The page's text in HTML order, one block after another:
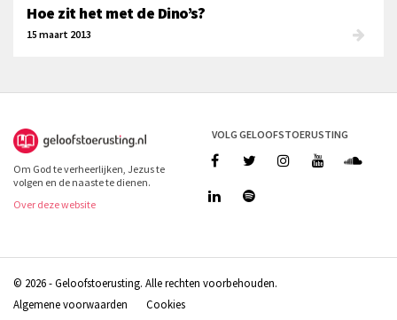
Hoe zit het met de Dino’s?
15 maart 2013
Om God te verheerlijken, Jezus te
volgen en de naaste te dienen.
Over deze website
VOLG GELOOFSTOERUSTING
© 2026 - Geloofstoerusting. Alle rechten voorbehouden.
Algemene voorwaarden
Cookies